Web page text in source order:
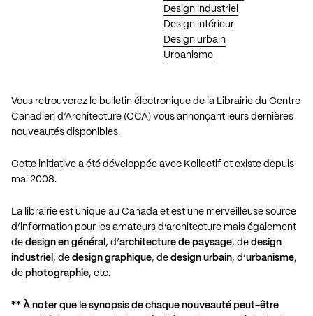
Design industriel
Design intérieur
Design urbain
Urbanisme
Vous retrouverez le bulletin électronique de la Librairie du Centre
Canadien d’Architecture (CCA) vous annonçant leurs dernières
nouveautés disponibles.
Cette initiative a été développée avec Kollectif et existe depuis
mai 2008.
La librairie est unique au Canada et est une merveilleuse source
d’information pour les amateurs d’architecture mais également
de design en général , d’architecture de paysage, de design
industriel , de design graphique, de design urbain, d’urbanisme,
de photographie, etc.
** À noter que le synopsis de chaque nouveauté peut-être